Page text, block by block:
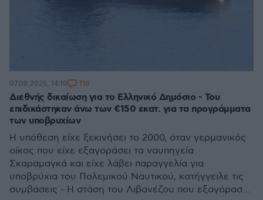
Διεθνής δικαίωση για το Ελληνικό Δημόσιο - Του
επιδικάστηκαν άνω των €150 εκατ. για τα προγράμματα
των υποβρυχίων
Η υπόθεση είχε ξεκινήσει το 2000, όταν γερμανικός
οίκος που είχε εξαγοράσει τα ναυπηγεία
Σκαραμαγκά και είχε λάβει παραγγελία για
υποβρύχια του Πολεμικού Ναυτικού, κατήγγειλε τις
συμβάσεις - Η στάση του Λιβανέζου που εξαγόρασε
07.08.2025, 14:10 118